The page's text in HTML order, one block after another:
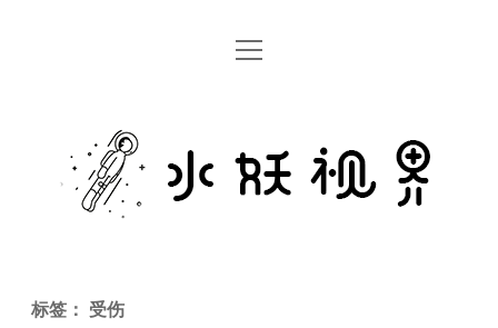
首页
关于
open
妖
视
标签： 受伤